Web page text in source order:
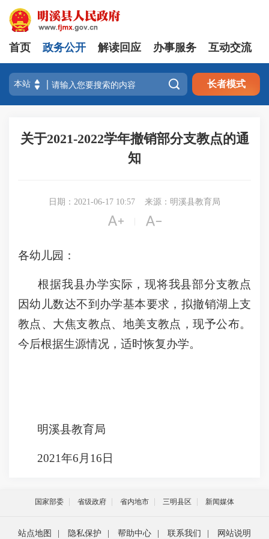
首页 政务公开 解读回应 办事服务 互动交流
 长者模式
关于2021-2022学年撤销部分支教点的通
知
日期：2021-06-17 10:57 来源：明溪县教育局
 
各幼儿园：
根据我县办学实际，现将我县部分支教点
因幼儿数达不到办学基本要求，拟撤销湖上支
教点、大焦支教点、地美支教点，现予公布。
今后根据生源情况，适时恢复办学。
明溪县教育局
2021年6月16日
国家部委 省级政府 省内地市 三明县区 新闻媒体
站点地图 隐私保护 帮助中心 联系我们 网站说明